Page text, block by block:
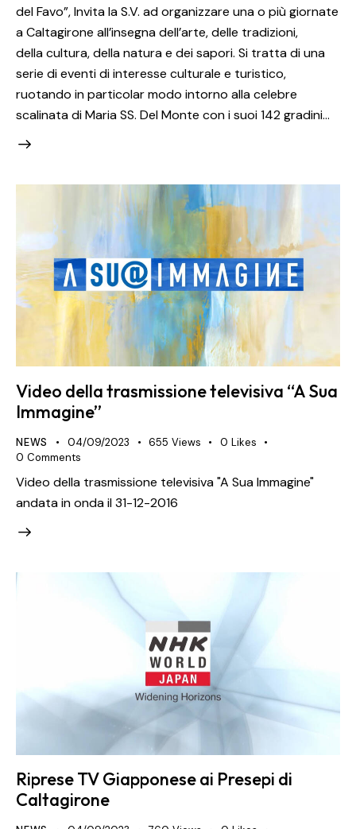
del Favo”, Invita la S.V. ad organizzare una o più giornate
a Caltagirone all’insegna dell’arte, delle tradizioni,
della cultura, della natura e dei sapori. Si tratta di una
serie di eventi di interesse culturale e turistico,
ruotando in particolar modo intorno alla celebre
scalinata di Maria SS. Del Monte con i suoi 142 gradini…
Video della trasmissione televisiva “A Sua
Immagine”
NEWS 04/09/2023 655 Views 0 Likes
0 Comments
Video della trasmissione televisiva "A Sua Immagine"
andata in onda il 31-12-2016
Riprese TV Giapponese ai Presepi di
Caltagirone